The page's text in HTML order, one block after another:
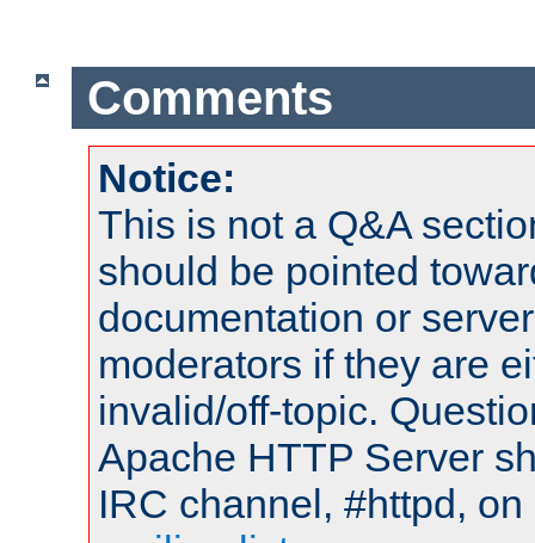
Comments
Notice:
This is not a Q&A
should be pointed
documentation or
moderators if they are
invalid/off-topic.
Apache HTTP Server
IRC channel, #httpd,